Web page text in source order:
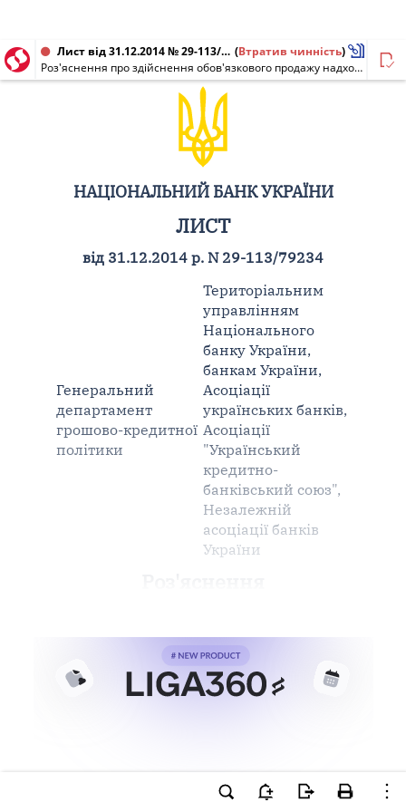
Лист від 31.12.2014 № 29-113/79234 (Втратив чинність)
Роз'яснення про здійснення обов'язкового продажу надходжень в іноземній валюті в період завершення звітного року
НАЦІОНАЛЬНИЙ БАНК УКРАЇНИ
ЛИСТ
від 31.12.2014 р. N 29-113/79234
Генеральний
департамент
грошово-кредитної
політики
Територіальним
управлінням
Національного
банку України,
банкам України,
Асоціації
українських банків,
Асоціації
"Український
кредитно-
банківський союз",
Незалежній
асоціації банків
України
Ви намагаєтесь використати
інструменти для професійної